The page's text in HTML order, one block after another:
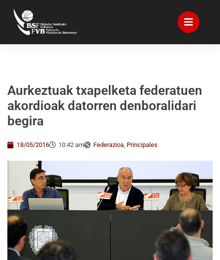
Aurkeztuak txapelketa federatuen
akordioak datorren denboralidari
begira
18/05/2016 10:42 am Federazioa, Principales